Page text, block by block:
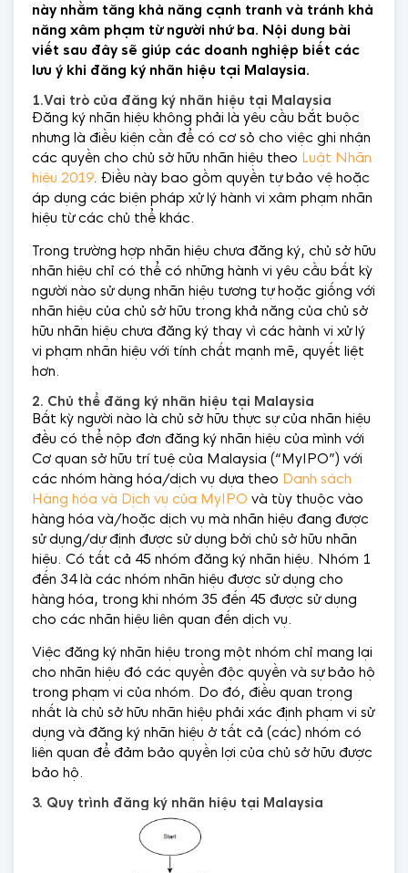
này nhằm tăng khả năng cạnh tranh và tránh khả
năng xâm phạm từ người nhứ ba. Nội dung bài
viết sau đây sẽ giúp các doanh nghiệp biết các
lưu ý khi đăng ký nhãn hiệu tại Malaysia.
1.Vai trò của đăng ký nhãn hiệu tại Malaysia
Đăng ký nhãn hiệu không phải là yêu cầu bắt buộc
nhưng là điều kiện cần để có cơ sỏ cho việc ghi nhận
các quyền cho chủ sở hữu nhãn hiệu theo Luật Nhãn
hiệu 2019. Điều này bao gồm quyền tự bảo vệ hoặc
áp dụng các biện pháp xử lý hành vi xâm phạm nhãn
hiệu từ các chủ thể khác.
Trong trường hợp nhãn hiệu chưa đăng ký, chủ sở hữu
nhãn hiệu chỉ có thể có những hành vi yêu cầu bất kỳ
người nào sử dụng nhãn hiệu tương tự hoặc giống với
nhãn hiệu của chủ sở hữu trong khả năng của chủ sở
hữu nhãn hiệu chưa đăng ký thay vì các hành vi xử lý
vi phạm nhãn hiệu với tính chất mạnh mẽ, quyết liệt
hơn.
2. Chủ thể đăng ký nhãn hiệu tại Malaysia
Bất kỳ người nào là chủ sở hữu thực sự của nhãn hiệu
đều có thể nộp đơn đăng ký nhãn hiệu của mình với
Cơ quan sở hữu trí tuệ của Malaysia (“MyIPO”) với
các nhóm hàng hóa/dịch vụ dựa theo Danh sách
Hàng hóa và Dịch vụ của MyIPO và tùy thuộc vào
hàng hóa và/hoặc dịch vụ mà nhãn hiệu đang được
sử dụng/dự định được sử dụng bởi chủ sở hữu nhãn
hiệu. Có tất cả 45 nhóm đăng ký nhãn hiệu. Nhóm 1
đến 34 là các nhóm nhãn hiệu được sử dụng cho
hàng hóa, trong khi nhóm 35 đến 45 được sử dụng
cho các nhãn hiệu liên quan đến dịch vụ.
Việc đăng ký nhãn hiệu trong một nhóm chỉ mang lại
cho nhãn hiệu đó các quyền độc quyền và sự bảo hộ
trong phạm vi của nhóm. Do đó, điều quan trọng
nhất là chủ sở hữu nhãn hiệu phải xác định phạm vi sử
dụng và đăng ký nhãn hiệu ở tất cả (các) nhóm có
liên quan để đảm bảo quyền lợi của chủ sở hữu được
bảo hộ.
3. Quy trình đăng ký nhãn hiệu tại Malaysia